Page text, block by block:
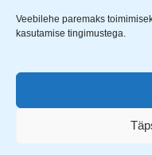
Veebilehe paremaks
kasutamise tingimustega.
ja termoisolatsiooniga.
Valmistatud 100%